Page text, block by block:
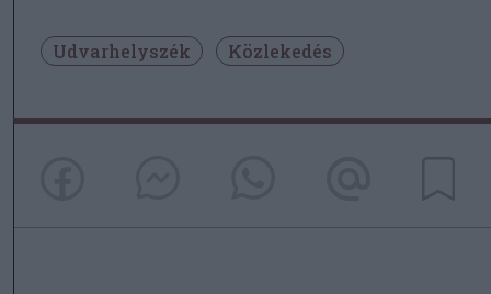
Udvarhelyszék Közlekedés